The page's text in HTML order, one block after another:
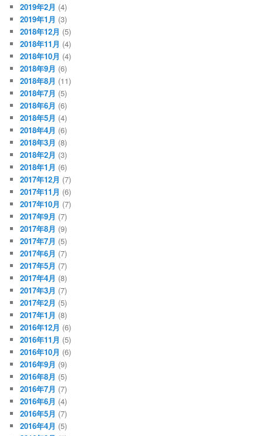
2019年2月 (4)
2019年1月 (3)
2018年12月 (5)
2018年11月 (4)
2018年10月 (4)
2018年9月 (6)
2018年8月 (11)
2018年7月 (5)
2018年6月 (6)
2018年5月 (4)
2018年4月 (6)
2018年3月 (8)
2018年2月 (3)
2018年1月 (6)
2017年12月 (7)
2017年11月 (6)
2017年10月 (7)
2017年9月 (7)
2017年8月 (9)
2017年7月 (5)
2017年6月 (7)
2017年5月 (7)
2017年4月 (8)
2017年3月 (7)
2017年2月 (5)
2017年1月 (8)
2016年12月 (6)
2016年11月 (5)
2016年10月 (6)
2016年9月 (9)
2016年8月 (5)
2016年7月 (7)
2016年6月 (4)
2016年5月 (7)
2016年4月 (5)